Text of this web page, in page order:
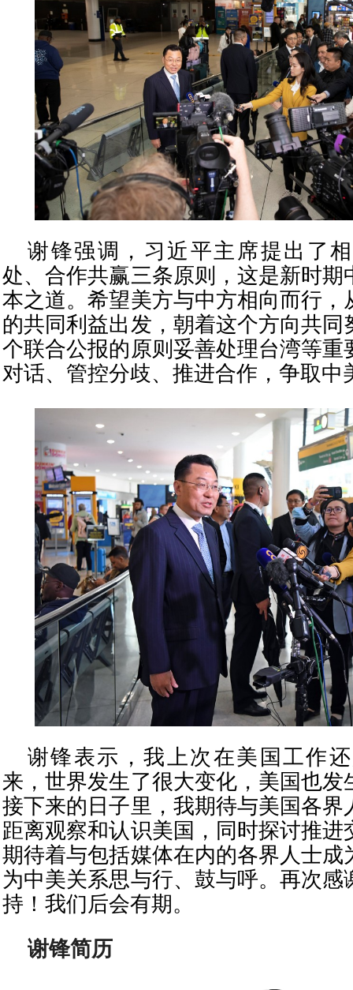
谢锋强调，习近平主席提出了
处、合作共赢三条原则，这是新时期
本之道。希望美方与中方相向而行，
的共同利益出发，朝着这个方向共同
个联合公报的原则妥善处理台湾等重
对话、管控分歧、推进合作，争取中
谢锋表示，我上次在美国工作
来，世界发生了很大变化，美国也发
接下来的日子里，我期待与美国各界
距离观察和认识美国，同时探讨推进
期待着与包括媒体在内的各界人士成
为中美关系思与行、鼓与呼。再次感
持！我们后会有期。
谢锋简历